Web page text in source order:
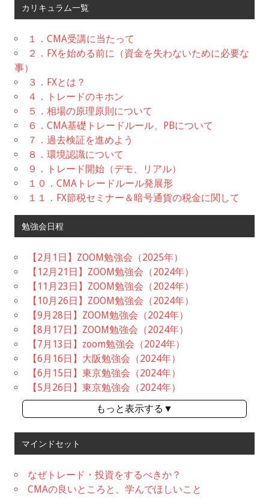
カリキュラム一覧
１．CMA受講に当たって
２．FXを始める前に（資金を失わないために必要な
事）
３．FXとは？
４．トレードのキホン
５．相場の原理原則について
６．CMA基礎トレードルール、PBについて
７．過去検証を進めよう
８．環境認識について
９．トレード開始（デモ、リアル）
１０．CMAトレードルール発展形
１１．FX節税セミナー＆暗号通貨の税金に関して
勉強会日程
【2月1日】ZOOM勉強会（2025年）
【12月21日】ZOOM勉強会（2024年）
【11月23日】ZOOM勉強会（2024年）
【10月26日】ZOOM勉強会（2024年）
【9月28日】ZOOM勉強会（2024年）
【8月17日】ZOOM勉強会（2024年）
【7月13日】zoom勉強会（2024年）
【6月16日】大阪勉強会（2024年）
【6月15日】東京勉強会（2024年）
【5月26日】東京勉強会（2024年）
もっと表示する▼
マインドセット
なぜトレード・投資をするべきか？
CMAの良いところと、学んでほしいこと